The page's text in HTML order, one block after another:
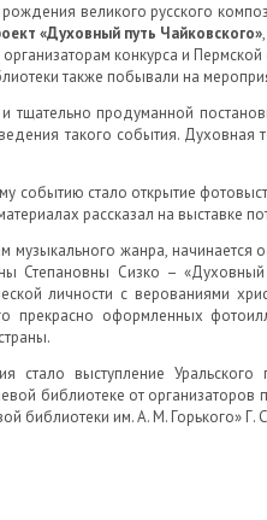
великого русского
«Духовный путь Чайковского»
конкурса и
также побывали на
тщательно продуманной
такого события. Духовная
событию стало открытие
рассказал на
музыкального жанра,
Степановны Сизко –
личности с верованиями
прекрасно оформленных
стало выступление
библиотеке от организаторов
библиотеки им. А. М. Горького»